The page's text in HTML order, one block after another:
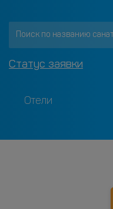
Статус заявки
Отели